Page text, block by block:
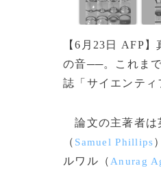
【6月23日 AFP
の音──。これま
誌「サイエンティ
論文の主著者は
（ Samuel Phillips
ルワル（ Anurag